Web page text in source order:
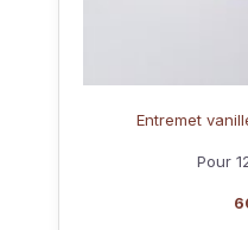
Entremet
Pour